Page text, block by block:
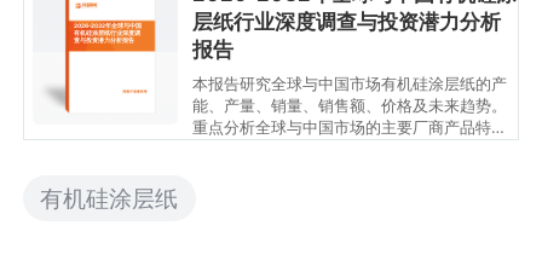
2026-2032年全球与中国
有机硅涂层纸行业深度调
查与投资潜力分析报告
层纸行业深度调查与投资潜力分析
报告
本报告研究全球与中国市场有机硅涂层纸的产
能、产量、销量、销售额、价格及未来趋势。
重点分析全球与中国市场的主要厂商产品特
有机硅涂层纸